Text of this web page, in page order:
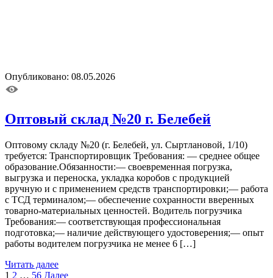
Опубликовано: 08.05.2026
Оптовый склад №20 г. Белебей
Оптовому складу №20 (г. Белебей, ул. Сыртлановой, 1/10)
требуется: Транспортировщик Требования: — среднее общее
образование.Обязанности:— своевременная погрузка,
выгрузка и переноска, укладка коробов с продукцией
вручную и с применением средств транспортировки;— работа
с ТСД терминалом;— обеспечение сохранности вверенных
товарно-материальных ценностей. Водитель погрузчика
Требования:— соответствующая профессиональная
подготовка;— наличие действующего удостоверения;— опыт
работы водителем погрузчика не менее 6 […]
Читать далее
1 2 … 56 Далее